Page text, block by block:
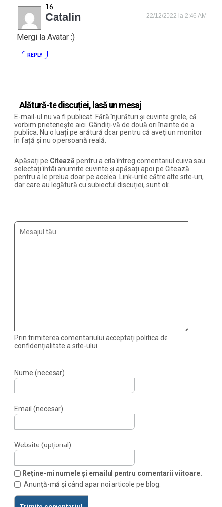
Catalin 22/12/2022 la 2:46 AM
Mergi la Avatar :)
REPLY
Alătură-te discuției, lasă un mesaj
E-mail-ul nu va fi publicat. Fără înjurături și cuvinte grele, că
vorbim prietenește aici. Gândiți-vă de două ori înainte de a
publica. Nu o luați pe arătură doar pentru că aveți un monitor
în față și nu o persoană reală.
Apăsați pe Citează pentru a cita întreg comentariul cuiva sau
selectați întâi anumite cuvinte și apăsați apoi pe Citează
pentru a le prelua doar pe acelea. Link-urile către alte site-uri,
dar care au legătură cu subiectul discuției, sunt ok.
Prin trimiterea comentariului acceptați politica de
confidențialitate a site-ului.
Nume (necesar)
Email (necesar)
Website (opțional)
Reține-mi numele și emailul pentru comentarii viitoare.
Anunță-mă și când apar noi articole pe blog.